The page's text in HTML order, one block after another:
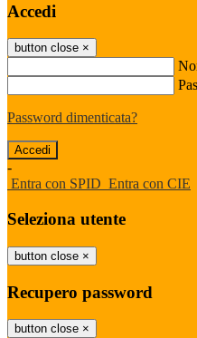
Accedi
button close ×
Password dimenticata?
-
Entra con SPID Entra con CIE
Seleziona utente
button close ×
Recupero password
button close ×